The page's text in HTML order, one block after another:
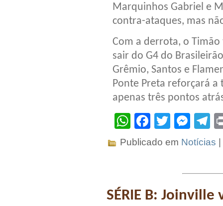
Marquinhos Gabriel e
contra-ataques, mas
Com a derrota, o
sair do G4 do
Grêmio, Santos e
Ponte Preta reforçará
apenas três pontos
WhatsApp
Facebook
Twitter
Publicado em Notícias |
SÉRIE B: